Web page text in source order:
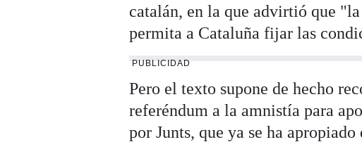
catalán, en la que advirtió que
permita a Cataluña fijar las
PUBLICIDAD
Pero el texto supone de hecho
referéndum a la amnistía para
por Junts, que ya se ha